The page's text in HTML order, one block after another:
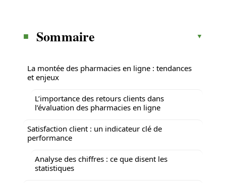
Sommaire
La montée des pharmacies en ligne : tendances
et enjeux
L’importance des retours clients dans
l’évaluation des pharmacies en ligne
Satisfaction client : un indicateur clé de
performance
Analyse des chiffres : ce que disent les
statistiques